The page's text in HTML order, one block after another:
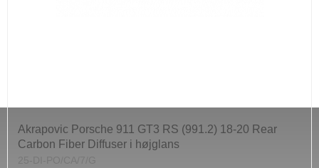
Akrapovic Porsche 911 GT3 RS (991.2) 18-20 Rear
Carbon Fiber Diffuser i højglans